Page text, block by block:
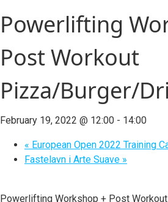
Powerlifting
Post Workout
Pizza/Burger/
February 19, 2022 @ 12:00 - 14:00
« European Open 2022 Training
Fastelavn i Arte Suave »
Powerlifting Workshop + Post